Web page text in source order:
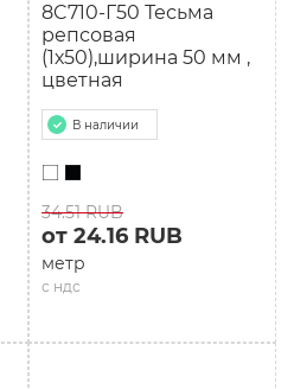
8C710-Г50 Тесьма
репсовая
(1х50),ширина 50 мм ,
цветная
В наличии
34.51 RUB
с ндс
от 24.16 RUB
метр